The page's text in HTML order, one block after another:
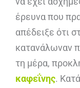
έρευνα που
απέδειξε ότι
κατανάλωναν
τη μέρα,
καφεΐνης.